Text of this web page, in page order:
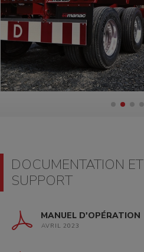
DOCUMENTATION ET
SUPPORT
MANUEL D'OPÉRATION
AVRIL 2023